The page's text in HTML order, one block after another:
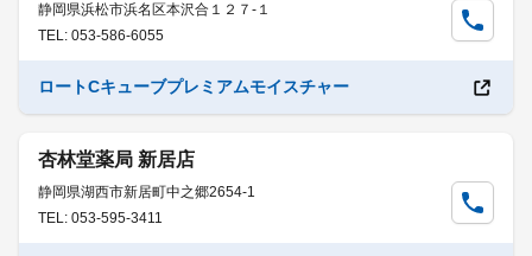
静岡県浜松市浜名区本沢合１２７-１
TEL: 053-586-6055
ロートCキューブプレミアムモイスチャー
杏林堂薬局 新居店
静岡県湖西市新居町中之郷2654-1
TEL: 053-595-3411